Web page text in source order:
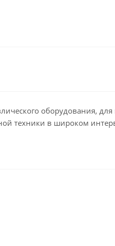
оборудования,
техники в широком